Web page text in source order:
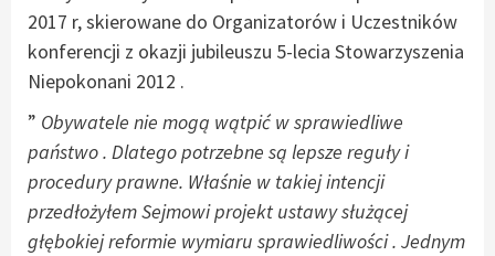
2017 r, skierowane do Organizatorów i Uczestników
konferencji z okazji jubileuszu 5-lecia Stowarzyszenia
Niepokonani 2012 .
” Obywatele nie mogą wątpić w sprawiedliwe
państwo . Dlatego potrzebne są lepsze reguły i
procedury prawne. Właśnie w takiej intencji
przedłożyłem Sejmowi projekt ustawy służącej
głębokiej reformie wymiaru sprawiedliwości . Jednym